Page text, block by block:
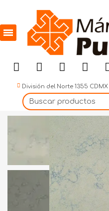
División del Norte 1355 CDMX